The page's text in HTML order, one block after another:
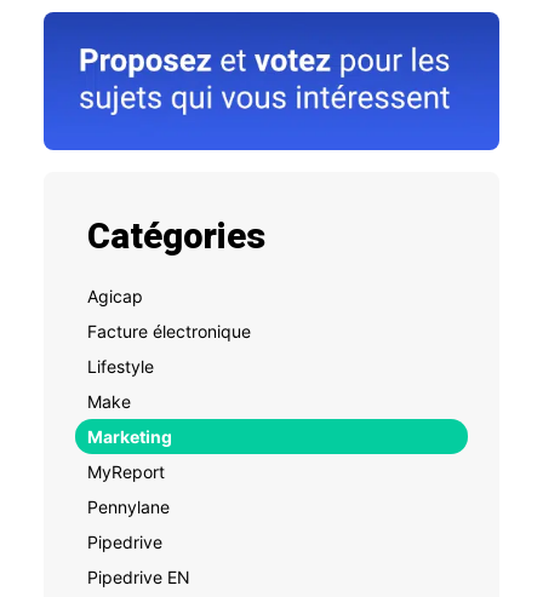
Catégories
Agicap
Facture électronique
Lifestyle
Make
Marketing
MyReport
Pennylane
Pipedrive
Pipedrive EN